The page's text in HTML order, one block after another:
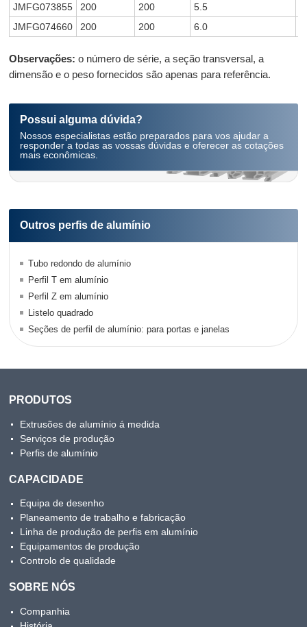
JMFG073855
200 200 5.5
JMFG074660
200 200 6.0
Observações: o número de série, a seção transversal, a
dimensão e o peso fornecidos são apenas para referência.
Possui alguma dúvida?
Nossos especialistas estão preparados para vos ajudar a
responder a todas as vossas dúvidas e oferecer as cotações
mais econômicas.
Outros perfis de alumínio
Tubo redondo de alumínio
Perfil T em alumínio
Perfil Z em alumínio
Listelo quadrado
Seções de perfil de alumínio: para portas e janelas
PRODUTOS
Extrusões de alumínio á medida
Serviços de produção
Perfis de alumínio
CAPACIDADE
Equipa de desenho
Planeamento de trabalho e fabricação
Linha de produção de perfis em alumínio
Equipamentos de produção
Controlo de qualidade
SOBRE NÓS
Companhia